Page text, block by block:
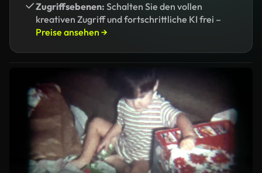
Zugriffsebenen: Schalten Sie den vollen
kreativen Zugriff und fortschrittliche KI frei –
Preise ansehen →